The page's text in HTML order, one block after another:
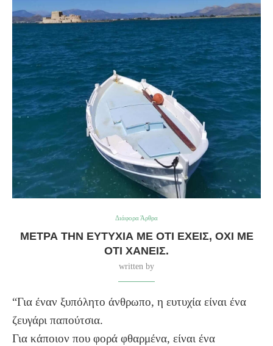
Διάφορα Άρθρα
ΜΈΤΡΑ ΤΗΝ ΕΥΤΥΧΊΑ ΜΕ ΌΤΙ ΈΧΕΙΣ, ΌΧΙ ΜΕ
ΌΤΙ ΧΆΝΕΙΣ.
written by
“Για έναν ξυπόλητο άνθρωπο, η ευτυχία είναι ένα
ζευγάρι παπούτσια.
Για κάποιον που φορά φθαρμένα, είναι ένα